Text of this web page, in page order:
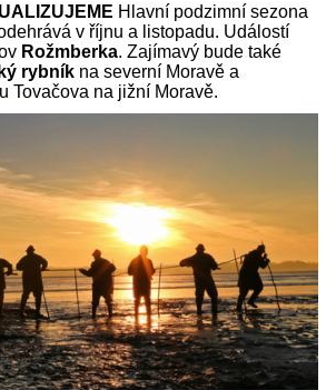
Hlavní podzimní sezona
v říjnu a listopadu. Událostí
Rožmberka. Zajímavý bude také
rybník na severní Moravě a
u Tovačova na jižní Moravě.